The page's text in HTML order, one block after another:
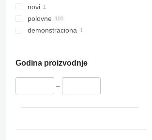
novi
polovne
demonstraciona
Godina proizvodnje
–